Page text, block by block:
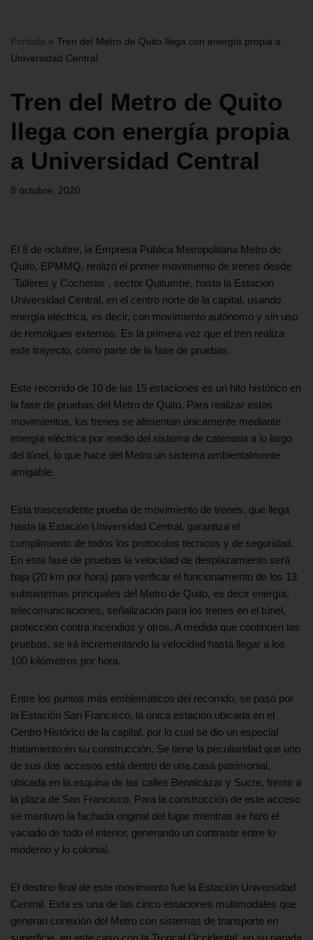
Portada » Tren del Metro de Quito llega con energía propia a
Universidad Central
Tren del Metro de Quito
llega con energía propia
a Universidad Central
8 octubre, 2020
El 8 de octubre, la Empresa Pública Metropolitana Metro de
Quito, EPMMQ, realizó el primer movimiento de trenes desde
´Talleres y Cocheras´, sector Quitumbe, hasta la Estación
Universidad Central, en el centro norte de la capital, usando
energía eléctrica, es decir, con movimiento autónomo y sin uso
de remolques externos. Es la primera vez que el tren realiza
este trayecto, como parte de la fase de pruebas.
Este recorrido de 10 de las 15 estaciones es un hito histórico en
la fase de pruebas del Metro de Quito. Para realizar estos
movimientos, los trenes se alimentan únicamente mediante
energía eléctrica por medio del sistema de catenaria a lo largo
del túnel, lo que hace del Metro un sistema ambientalmente
amigable.
Esta trascendente prueba de movimiento de trenes, que llega
hasta la Estación Universidad Central, garantiza el
cumplimiento de todos los protocolos técnicos y de seguridad.
En esta fase de pruebas la velocidad de desplazamiento será
baja (20 km por hora) para verificar el funcionamiento de los 13
subsistemas principales del Metro de Quito, es decir energía,
telecomunicaciones, señalización para los trenes en el túnel,
protección contra incendios y otros. A medida que continúen las
pruebas, se irá incrementando la velocidad hasta llegar a los
100 kilómetros por hora.
Entre los puntos más emblemáticos del recorrido, se pasó por
la Estación San Francisco, la única estación ubicada en el
Centro Histórico de la capital, por lo cual se dio un especial
tratamiento en su construcción. Se tiene la peculiaridad que uno
de sus dos accesos está dentro de una casa patrimonial,
ubicada en la esquina de las calles Benalcázar y Sucre, frente a
la plaza de San Francisco. Para la construcción de este acceso
se mantuvo la fachada original del lugar mientras se hizo el
vaciado de todo el interior, generando un contraste entre lo
moderno y lo colonial.
El destino final de este movimiento fue la Estación Universidad
Central. Esta es una de las cinco estaciones multimodales que
generan conexión del Metro con sistemas de transporte en
superficie, en este caso con la Troncal Occidental, en su parada